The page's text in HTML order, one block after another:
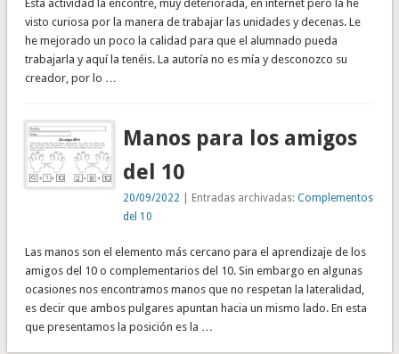
Esta actividad la encontré, muy deteriorada, en internet pero la he
visto curiosa por la manera de trabajar las unidades y decenas. Le
he mejorado un poco la calidad para que el alumnado pueda
trabajarla y aquí la tenéis. La autoría no es mía y desconozco su
creador, por lo …
Manos para los amigos
del 10
20/09/2022 | Entradas archivadas:Complementos
del 10
Las manos son el elemento más cercano para el aprendizaje de los
amigos del 10 o complementarios del 10. Sin embargo en algunas
ocasiones nos encontramos manos que no respetan la lateralidad,
es decir que ambos pulgares apuntan hacia un mismo lado. En esta
que presentamos la posición es la …